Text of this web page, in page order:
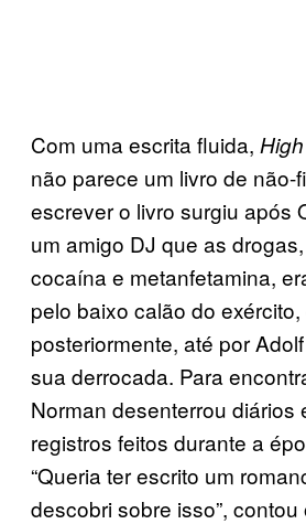
Com uma escrita fluida,
não parece um livro de não-
escrever o livro surgiu após
um amigo DJ que as
cocaína e metanfetamina,
pelo baixo calão do
posteriormente, até por
sua derrocada. Para
Norman desenterrou diários
registros feitos durante a
“Queria ter escrito um
descobri sobre isso”,